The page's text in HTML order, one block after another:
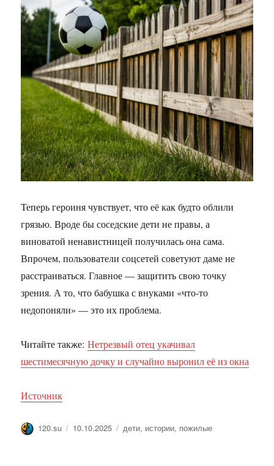
Теперь героиня чувствует, что её как будто облили
грязью. Вроде бы соседские дети не правы, а
виноватой ненавистницей получилась она сама.
Впрочем, пользователи соцсетей советуют даме не
расстраиваться. Главное — защитить свою точку
зрения. А то, что бабушка с внуками «что-то
недопоняли» — это их проблема.
Читайте также:Нетрезвый отец укачивал
шестимесячную дочку и случайно выронил её из окна
Источник
Автор
120.su Опубликовано
10.10.2025 Метки
дети, истории, пожилые